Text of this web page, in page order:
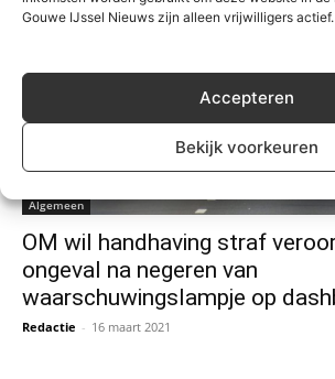
Gouwe IJssel Nieuws zijn alleen vrijwilligers actief.
Accepteren
Bekijk voorkeuren
Algemeen
OM wil handhaving straf
ongeval na negeren van
waarschuwingslampje op
Redactie - 16 maart 2021